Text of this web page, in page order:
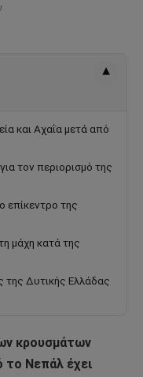
▾
και Αχαΐα μετά από
τον περιορισμό της
επίκεντρο της
μάχη κατά της
της Δυτικής Ελλάδας
κρουσμάτων
το Νεπάλ έχει